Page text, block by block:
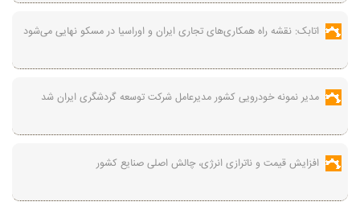
اتابک: نقشه راه همکاری‌های تجاری ایران و اوراسیا در مسکو نهایی می‌شود
مدیر نمونه خودرویی کشور مدیرعامل شرکت توسعه گردشگری ایران شد
افزایش قیمت و ناترازی انرژی، چالش اصلی صنایع کشور